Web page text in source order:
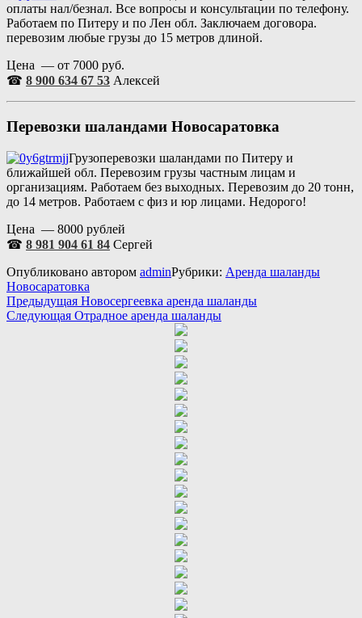
оплаты нал/безнал. Все вопросы и консультации по телефону.
Работаем по Питеру и по Лен обл. Заключаем договора.
перевозим любые грузы до 15 метров длиной.
Цена — от 7000 руб.
☎ 8 900 634 67 53 Алексей
Перевозки шаландами Новосаратовка
Грузоперевозки шаландами по Питеру и
ближайшей обл. Перевозим грузы частным лицам и
организациям. Работаем без выходных. Перевозим до 20 тонн,
до 14 метров. Работаем с физ и юр лицами. Недорого!
Цена — 8000 рублей
☎ 8 981 904 61 84 Сергей
Опубликовано автором adminРубрики: Аренда шаланды
Новосаратовка
Навигация
по
Предыдущая Предыдущая
запись:
Новосергеевка аренда шаланды
Следующая Следующая
Отрадное аренда шаланды